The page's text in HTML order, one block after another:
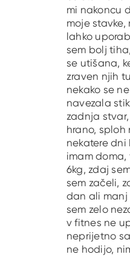
mi nakoncu
moje
lahko
sem bolj
se utišana,
zraven njih
nekako se
navezala
zadnja
hrano, sploh
nekatere
imam doma,
6kg, zdaj
sem začeli,
dan ali manj
sem zelo
v fitnes ne
neprijetno
ne hodijo,